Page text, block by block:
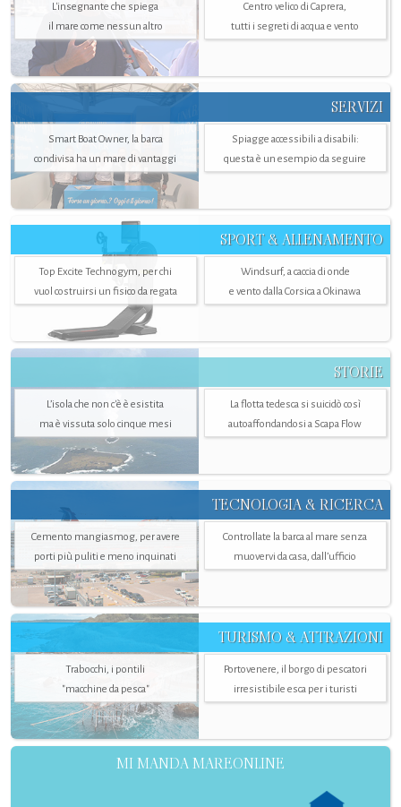
L'insegnante che spiega
il mare come nessun altro
Centro velico di Caprera,
tutti i segreti di acqua e vento
SERVIZI
Smart Boat Owner, la barca
condivisa ha un mare di vantaggi
Spiagge accessibili a disabili:
questa è un esempio da seguire
SPORT & ALLENAMENTO
Top Excite Technogym, per chi
vuol costruirsi un fisico da regata
Windsurf, a caccia di onde
e vento dalla Corsica a Okinawa
STORIE
L’isola che non c'è è esistita
ma è vissuta solo cinque mesi
La flotta tedesca si suicidò così
autoaffondandosi a Scapa Flow
TECNOLOGIA & RICERCA
Cemento mangiasmog, per avere
porti più puliti e meno inquinati
Controllate la barca al mare senza
muovervi da casa, dall’ufficio
TURISMO & ATTRAZIONI
Trabocchi, i pontili
"macchine da pesca"
Portovenere, il borgo di pescatori
irresistibile esca per i turisti
MI MANDA MAREONLINE